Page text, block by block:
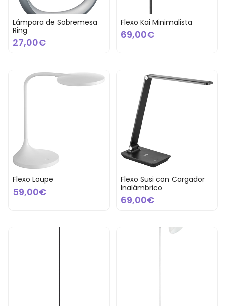
Lámpara de Sobremesa
Ring
27,00€
Flexo Kai Minimalista
69,00€
Flexo Loupe
59,00€
Flexo Susi con Cargador
Inalámbrico
69,00€